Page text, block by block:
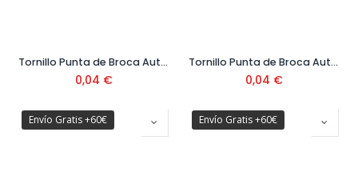
Tornillo Punta de Broca Autotaladrante DIN 7504N Cabeza Alomada Ø4,2 mm
0,04 €
Tornillo Punta de Broca Autotaladrante DIN 7504N Cabeza Alomada Ø4,8 mm
0,04 €
Envío Gratis +60€ Envío Gratis +60€